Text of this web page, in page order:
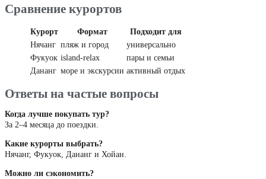
Сравнение курортов
Курорт Формат
Подходит для
Нячанг пляж и город
универсально
Фукуок island-relax
пары и семьи
Дананг море и экскурсии активный отдых
Ответы на частые вопросы
Когда лучше покупать тур?
За 2–4 месяца до поездки.
Какие курорты выбрать?
Нячанг, Фукуок, Дананг и Хойан.
Можно ли сэкономить?